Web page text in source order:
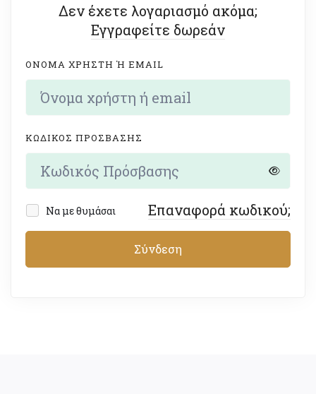
Δεν έχετε λογαριασμό ακόμα;
Εγγραφείτε δωρεάν
ΟΝΟΜΑ ΧΡΉΣΤΗ Ή EMAIL
ΚΩΔΙΚΌΣ ΠΡΌΣΒΑΣΗΣ
Να με θυμάσαι Επαναφορά κωδικού;
Σύνδεση